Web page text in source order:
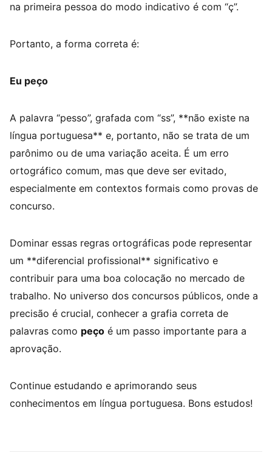
na primeira pessoa do modo indicativo é com “ç”.
Portanto, a forma correta é:
Eu peço
A palavra “pesso”, grafada com “ss”, **não existe na
língua portuguesa** e, portanto, não se trata de um
parônimo ou de uma variação aceita. É um erro
ortográfico comum, mas que deve ser evitado,
especialmente em contextos formais como provas de
concurso.
Dominar essas regras ortográficas pode representar
um **diferencial profissional** significativo e
contribuir para uma boa colocação no mercado de
trabalho. No universo dos concursos públicos, onde a
precisão é crucial, conhecer a grafia correta de
palavras como peço é um passo importante para a
aprovação.
Continue estudando e aprimorando seus
conhecimentos em língua portuguesa. Bons estudos!